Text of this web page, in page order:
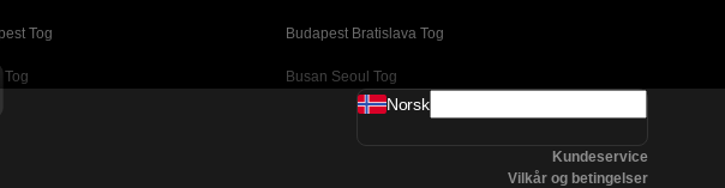
Tog Budapest Bratislava Tog
Tog Busan Seoul Tog
Norsk
Kundeservice
Vilkår og betingelser